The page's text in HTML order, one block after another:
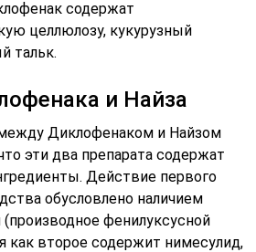
содержат
целлюлозу, кукурузный
тальк.
и Найза
Диклофенаком и Найзом
эти два препарата содержат
Действие первого
обусловлено наличием
фенилуксусной
как второе содержит нимесулид,